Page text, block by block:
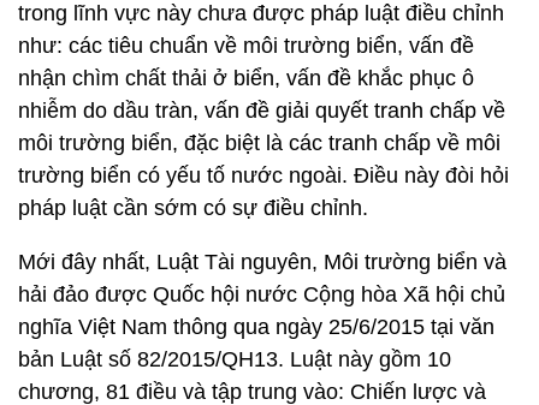
trong lĩnh vực này chưa được pháp luật điều chỉnh
như: các tiêu chuẩn về môi trường biển, vấn đề
nhận chìm chất thải ở biển, vấn đề khắc phục ô
nhiễm do dầu tràn, vấn đề giải quyết tranh chấp về
môi trường biển, đặc biệt là các tranh chấp về môi
trường biển có yếu tố nước ngoài. Điều này đòi hỏi
pháp luật cần sớm có sự điều chỉnh.
Mới đây nhất, Luật Tài nguyên, Môi trường biển và
hải đảo được Quốc hội nước Cộng hòa Xã hội chủ
nghĩa Việt Nam thông qua ngày 25/6/2015 tại văn
bản Luật số 82/2015/QH13. Luật này gồm 10
chương, 81 điều và tập trung vào: Chiến lược và